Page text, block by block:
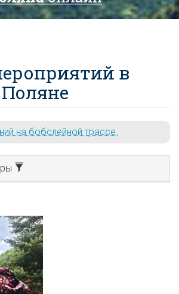
в
на бобслейной трассе.